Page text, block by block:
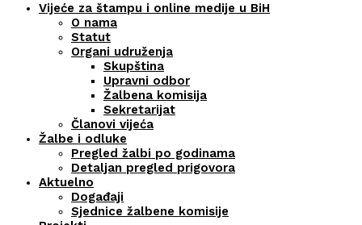
Vijeće za štampu i online medije u BiH
O nama
Statut
Organi udruženja
Skupština
Upravni odbor
Žalbena komisija
Sekretarijat
Članovi vijeća
Žalbe i odluke
Pregled žalbi po godinama
Detaljan pregled prigovora
Aktuelno
Događaji
Sjednice žalbene komisije